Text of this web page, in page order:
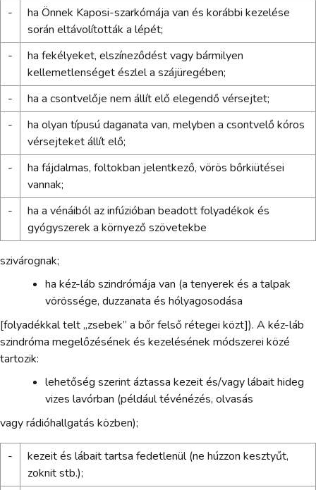
-
ha Önnek Kaposi-szarkómája van és korábbi kezelése
során eltávolították a lépét;
-
ha fekélyeket, elszíneződést vagy bármilyen
kellemetlenséget észlel a szájüregében;
-
ha a csontvelője nem állít elő elegendő vérsejtet;
-
ha olyan típusú daganata van, melyben a csontvelő kóros
vérsejteket állít elő;
-
ha fájdalmas, foltokban jelentkező, vörös bőrkiütései
vannak;
-
ha a vénáiból az infúzióban beadott folyadékok és
gyógyszerek a környező szövetekbe
szivárognak;
ha kéz-láb szindrómája van (a tenyerek és a talpak
vörössége, duzzanata és hólyagosodása
[folyadékkal telt „zsebek” a bőr felső rétegei közt]). A kéz-láb
szindróma megelőzésének és kezelésének módszerei közé
tartozik:
lehetőség szerint áztassa kezeit és/vagy lábait hideg
vizes lavórban (például tévénézés, olvasás
vagy rádióhallgatás közben);
-
kezeit és lábait tartsa fedetlenül (ne húzzon kesztyűt,
zoknit stb.);